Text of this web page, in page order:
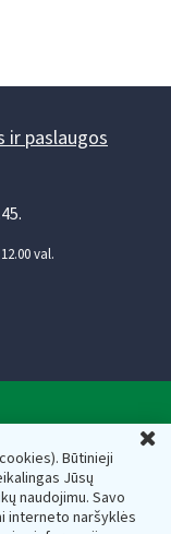
Būtinieji
Jūsų
naudojimu. Savo
interneto naršyklės
ir paslaugos
val.
Lietuvos
el.paštas: